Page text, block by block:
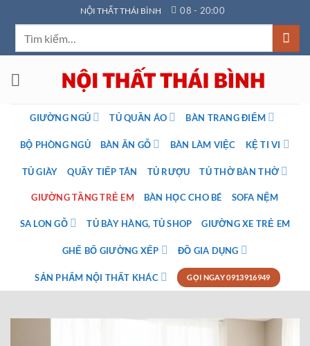
qua
dung
NỘI THẤT THÁI BÌNH 08 - 20:00
GIƯỜNG NGỦ TỦ QUẦN ÁO BÀN TRANG ĐIỂM
BỘ PHÒNG NGỦ BÀN ĂN GỖ BÀN LÀM VIỆC KỆ TI VI
TỦ GIÀY QUẦY TIẾP TÂN TỦ RƯỢU TỦ THỜ BÀN THỜ
GIƯỜNG TẦNG TRẺ EM BÀN HỌC CHO BÉ SOFA NỆM
SA LON GỖ TỦ BÀY HÀNG, TỦ SHOP GIƯỜNG XE TRẺ EM
GHẾ BỐ GIƯỜNG XẾP ĐỒ GIA DỤNG
SẢN PHẨM NỘI THẤT KHÁC GỌI NGAY 0913916949